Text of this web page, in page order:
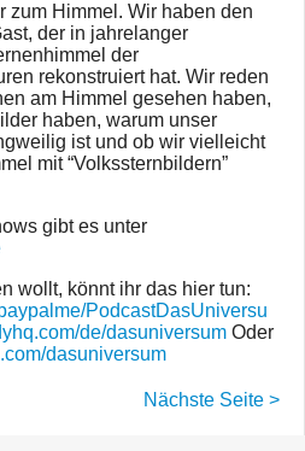
zum Himmel. Wir haben den
der in jahrelanger
der
rekonstruiert hat. Wir reden
am Himmel gesehen haben,
haben, warum unser
ist und ob wir vielleicht
mit “Volkssternbildern”
gibt es unter
wollt, könnt ihr das hier tun:
PodcastDasUniversu
de/dasuniversum Oder
dasuniversum
Nächste Seite >